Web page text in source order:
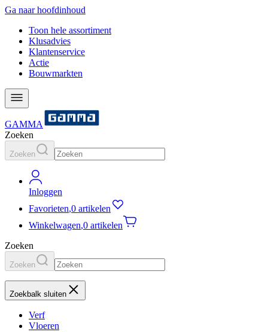
Ga naar hoofdinhoud
Toon hele assortiment
Klusadvies
Klantenservice
Actie
Bouwmarkten
GAMMA
Zoeken
Zoeken
Inloggen
Favorieten,0 artikelen
Winkelwagen,0 artikelen
Zoeken
Zoeken
Zoekbalk sluiten
Verf
Vloeren